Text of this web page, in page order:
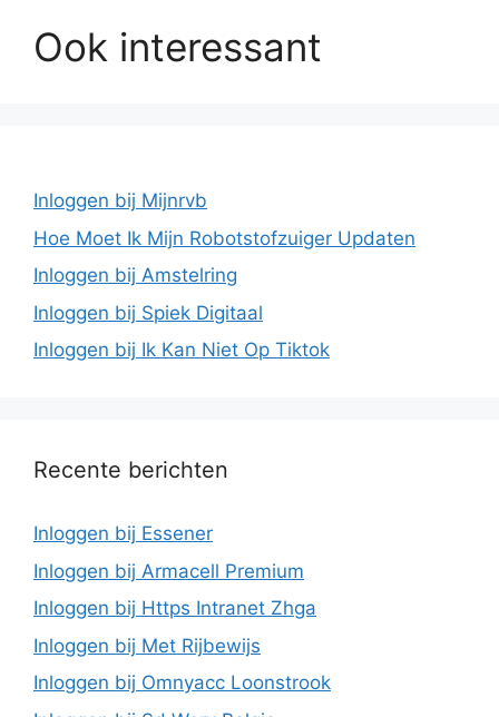
Ook interessant
Inloggen bij Mijnrvb
Hoe Moet Ik Mijn Robotstofzuiger Updaten
Inloggen bij Amstelring
Inloggen bij Spiek Digitaal
Inloggen bij Ik Kan Niet Op Tiktok
Recente berichten
Inloggen bij Essener
Inloggen bij Armacell Premium
Inloggen bij Https Intranet Zhga
Inloggen bij Met Rijbewijs
Inloggen bij Omnyacc Loonstrook